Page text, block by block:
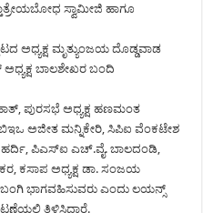
ಸ್ವಾಮೀಜಿ ಹಾಗೂ
ಅಧ್ಯಕ್ಷ ಮೃತ್ಯುಂಜಯ ದೊಡ್ಡವಾಡ
ಬಾಲಶೇಖರ ಬಂದಿ
ಪುರಸಭೆ ಅಧ್ಯಕ್ಷ ಹಣಮಂತ
ಬಿಇಒ ಅಜೀತ ಮನ್ನಿಕೇರಿ, ಸಿಪಿಐ ವೆಂಕಟೇಶ
ಹರ್ದಿ, ಪಿಎಸ್‍ಐ ಎಚ್.ವೈ. ಬಾಲದಂಡಿ,
ಕಸಾಪ ಅಧ್ಯಕ್ಷ ಡಾ. ಸಂಜಯ
ಭಾಗವಹಿಸುವರು ಎಂದು ಲಯನ್ಸ್
ತಿಳಿಸಿದ್ದಾರೆ.